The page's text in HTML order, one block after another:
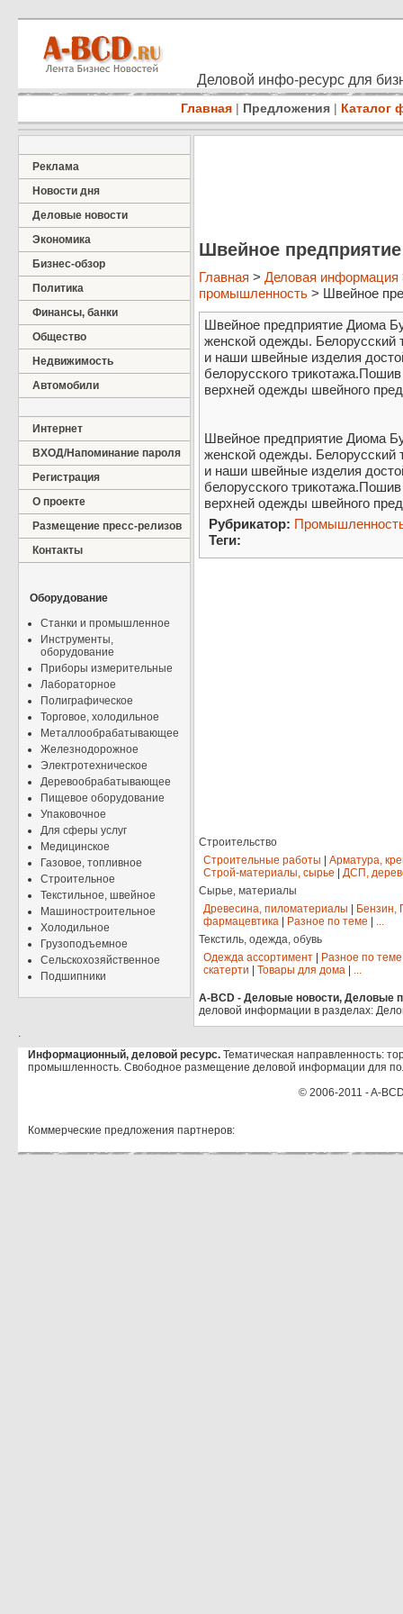
Деловой инфо-ресурс для
Главная | Предложения | Каталог
Реклама
Новости дня
Деловые новости
Экономика
Бизнес-обзор
Политика
Финансы, банки
Общество
Недвижимость
Автомобили
Интернет
ВХОД/Напоминание пароля
Регистрация
О проекте
Размещение пресс-релизов
Контакты
Оборудование
Станки и промышленное
Инструменты,
оборудование
Приборы измерительные
Лабораторное
Полиграфическое
Торговое, холодильное
Металлообрабатывающее
Железнодорожное
Электротехническое
Деревообрабатывающее
Пищевое оборудование
Упаковочное
Для сферы услуг
Медицинское
Газовое, топливное
Строительное
Текстильное, швейное
Машиностроительное
Холодильное
Грузоподъемное
Сельскохозяйственное
Подшипники
Швейное
Главная > Деловая информация
промышленность > Швейное
Швейное предприятие Диома
женской одежды. Белорусский
и наши швейные изделия
белорусского
верхней одежды швейного
Швейное предприятие Диома
женской одежды. Белорусский
и наши швейные изделия
белорусского
верхней одежды швейного
Рубрикатор:
Теги:
Строительство
Строительные работы
Арматура,
Строй-материалы, сырье
ДСП,
Сырье, материалы
Древесина, пиломатериалы
Бензин,
фармацевтика
Разное по теме
...
Текстиль, одежда, обувь
Одежда ассортимент
Разное по теме
скатерти
Товары для дома ...
A-BCD - Деловые новости, Деловые
деловой информации в разделах:
.
Информационный, деловой ресурс. Тематическая направленность:
промышленность. Свободное размещение деловой информации для
© 2006-2011 - A-
Коммерческие предложения партнеров: